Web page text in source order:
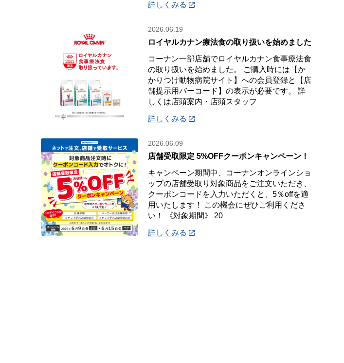
詳しくみる
2026.06.19
ロイヤルカナン療法食の取り扱いを始めました
コーナン一部店舗でロイヤルカナン食事療法食
の取り扱いを始めました。 ご購入時には【か
かりつけ動物病院サイト】への会員登録と【店
舗提示用バーコード】の表示が必要です。 詳
しくは店頭案内・店頭スタッフ
詳しくみる
2026.06.09
店舗受取限定 5%OFFクーポンキャンペーン！
キャンペーン期間中、コーナンオンラインショ
ップの店舗受取り対象商品をご注文いただき、
クーポンコードを入力いただくと、5％offを適
用いたします！ この機会にぜひご利用くださ
い！ 《対象期間》 20
詳しくみる